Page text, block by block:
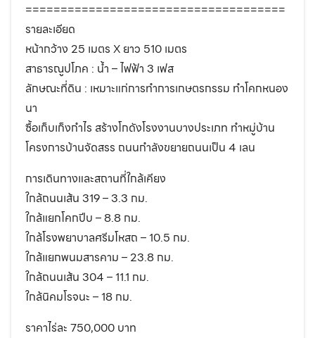
=====================================
รายละเอียด
หน้ากว้าง 25 เมตร X ยาว 510 เมตร
สาธารณูปโภค : น้ำ – ไฟฟ้า 3 เฟส
ลักษณะที่ดิน : เหมาะแก่การทำการเกษตรกรรม ทำโคกหนอง
นา
ซื้อเก็บเก็งกำไร สร้างโกดังโรงงานบางประเภท ทำหมู่บ้าน
โครงการบ้านจัดสรร ถนนกำลังขยายถนนเป็น 4 เลน
การเดินทางและสถานที่ใกล้เคียง
ใกล้ถนนเส้น 319 – 3.3 กม.
ใกล้แยกโคกปีบ – 8.8 กม.
ใกล้โรงพยาบาลศรีมโหสถ – 10.5 กม.
ใกล้แยกพนมสารคาม – 23.8 กม.
ใกล้ถนนเส้น 304 – 11.1 กม.
ใกล้นิคมโรจนะ – 18 กม.
ราคาไร่ละ 750,000 บาท